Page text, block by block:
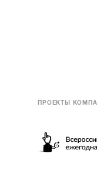
ПРОЕКТЫ